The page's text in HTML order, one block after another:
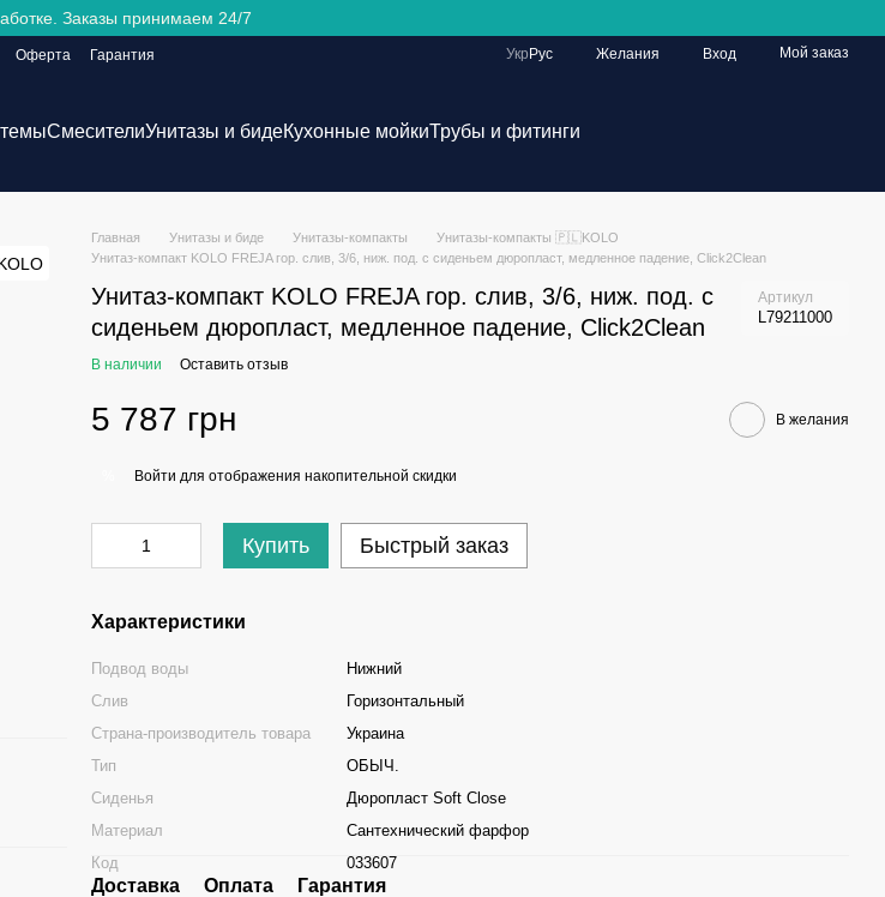
Заказы принимаем 24/7
Оферта
Гарантия
Укр Рус Желания Вход Мой заказ
СмесителиУнитазы и бидеКухонные мойкиТрубы и фитинги
Главная Унитазы и биде Унитазы-компакты
Унитазы-компакты 🇵🇱KOLO
Унитаз-компакт KOLO FREJA гор. слив, 3/6, ниж. под. с сиденьем дюропласт, медленное падение, Click2Clean
Унитаз-компакт KOLO FREJA гор. слив, 3/6, ниж. под. с
сиденьем дюропласт, медленное падение, Click2Clean
Артикул
L79211000
В наличии Оставить отзыв
5 787 грн В желания
Войти для отображения накопительной скидки
Купить Быстрый заказ
Характеристики
Подвод воды
Нижний
Слив
Горизонтальный
Страна-производитель товара
Украина
Тип
ОБЫЧ.
Сиденья
Дюропласт Soft Close
Материал
Сантехнический фарфор
Код
033607
Доставка Оплата
Гарантия